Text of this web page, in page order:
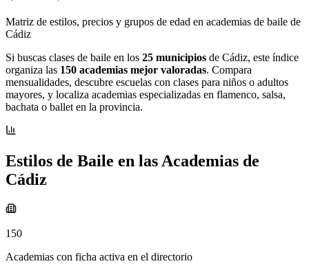
Matriz de estilos, precios y grupos de edad en academias de baile de
Cádiz
Si buscas clases de baile en los 25 municipios de Cádiz, este índice
organiza las 150 academias mejor valoradas. Compara
mensualidades, descubre escuelas con clases para niños o adultos
mayores, y localiza academias especializadas en flamenco, salsa,
bachata o ballet en la provincia.
Estilos de Baile en las Academias de
Cádiz
150
Academias con ficha activa en el directorio